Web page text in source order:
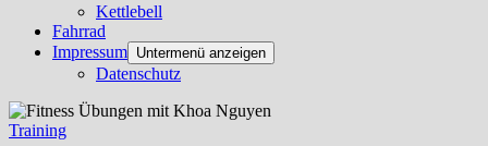
Kettlebell
Fahrrad
Impressum Untermenü anzeigen
Datenschutz
Training